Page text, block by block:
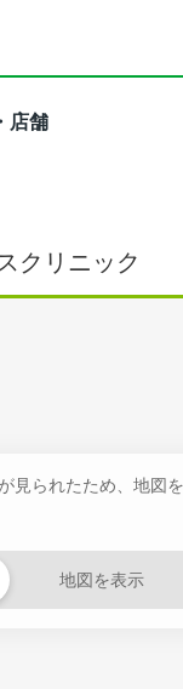
店舗
クリニック
見られたため、地図
地図を表示